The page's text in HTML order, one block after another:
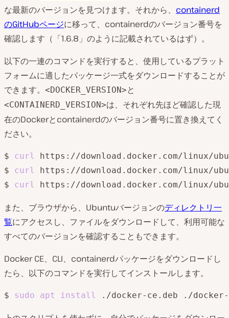
な最新のバージョンを見つけます。それから、 containerd
のGitHubページに移って、containerdのバージョン番号を
確認します（「1.6.8」のように記載されているはず）。
以下の一連のコマンドを実行すると、使用しているプラット
フォームに適したパッケージ一式をダウンロードすることが
できます。 <DOCKER_VERSION>と
<CONTAINERD_VERSION>は、それぞれ先ほど確認した現
在のDockerとcontainerdのバージョン番号に置き換えてく
ださい。
$ curl
https://download.docker.com/linux/
$ curl
https://download.docker.com/linux/
$ curl https://download.docker.com/linux/
また、ブラウザから、Ubuntuバージョンのディレクトリ一
覧にアクセスし、ファイルをダウンロードして、利用可能な
すべてのバージョンを確認することもできます。
Docker CE、CLI、containerdパッケージをダウンロードし
たら、以下のコマンドを実行してインストールします。
$ sudo apt install